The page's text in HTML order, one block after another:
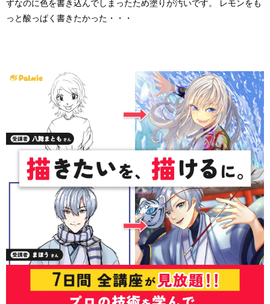
ずなのに色を書き込んでしまったため塗りが汚いです。 レモンをも
っと酸っぱく書きたかった・・・